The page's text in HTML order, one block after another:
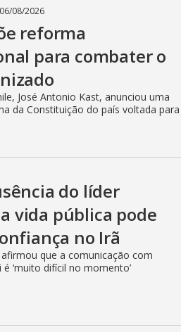
06/08/2026
reforma
para combater o
José Antonio Kast, anunciou uma
da Constituição do país voltada para
do líder
vida pública pode
no Irã
que a comunicação com
‘muito difícil no momento’